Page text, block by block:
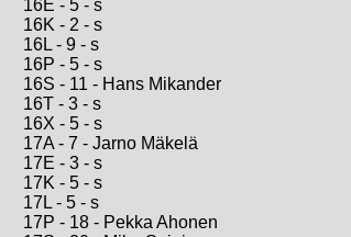
16E - 5 - s
16K - 2 - s
16L - 9 - s
16P - 5 - s
16S - 11 - Hans Mikander
16T - 3 - s
16X - 5 - s
17A - 7 - Jarno Mäkelä
17E - 3 - s
17K - 5 - s
17L - 5 - s
17P - 18 - Pekka Ahonen